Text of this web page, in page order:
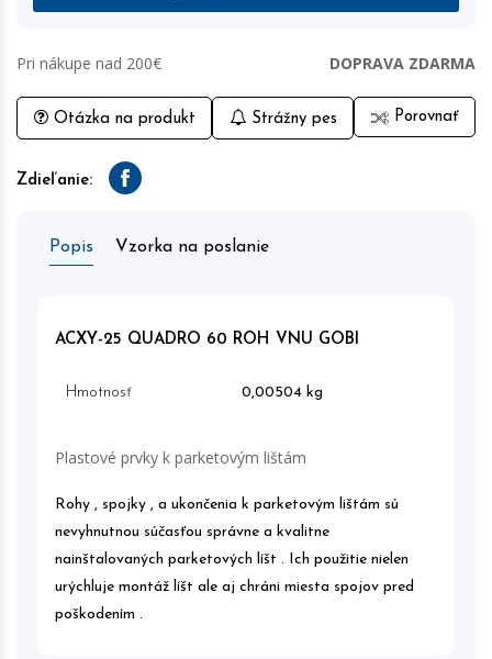
Pri nákupe nad 200€ DOPRAVA ZDARMA
Otázka na produkt Strážny pes Porovnať
Zdieľanie: Facebook
Popis Vzorka na poslanie
ACXY-25 QUADRO 60 ROH VNU GOBI
Hmotnosť 0,00504 kg
Plastové prvky k parketovým lištám
Rohy , spojky , a ukončenia k parketovým lištám sú
nevyhnutnou súčasťou správne a kvalitne
nainštalovaných parketových líšt . Ich použitie nielen
urýchluje montáž líšt ale aj chráni miesta spojov pred
poškodením .